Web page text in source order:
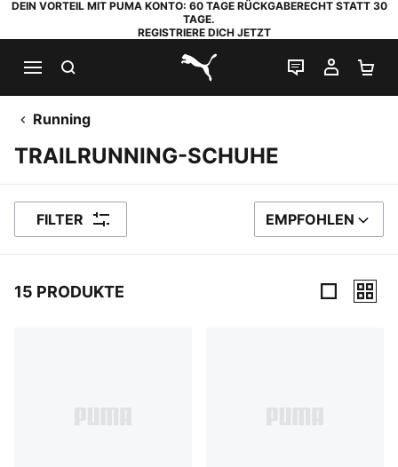
DEIN VORTEIL MIT PUMA KONTO: 60 TAGE RÜCKGABERECHT STATT 30
TAGE.
REGISTRIERE DICH JETZT
PUMA.com
LIVE-CHAT
MEIN
Running
TRAILRUNNING-SCHUHE
FILTER SORTIEREN NACH
EMPFOHLEN
15 PRODUKTE